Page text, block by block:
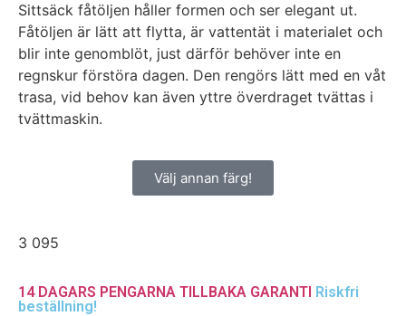
Sittsäck fåtöljen håller formen och ser elegant ut.
Fåtöljen är lätt att flytta, är vattentät i materialet och
blir inte genomblöt, just därför behöver inte en
regnskur förstöra dagen. Den rengörs lätt med en våt
trasa, vid behov kan även yttre överdraget tvättas i
tvättmaskin.
Välj annan färg!
3 095
14 DAGARS PENGARNA TILLBAKA GARANTI Riskfri
beställning!